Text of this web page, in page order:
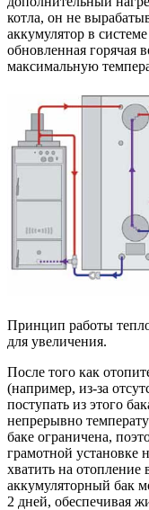
котла, он не
аккумулятор в
обновленная горячая
максимальную
Принцип работы
для увеличения.
После того как
(например, из-за
поступать из этого
непрерывно
баке ограничена,
грамотной установке
хватить на
аккумуляторный бак
2 дней, обеспечивая